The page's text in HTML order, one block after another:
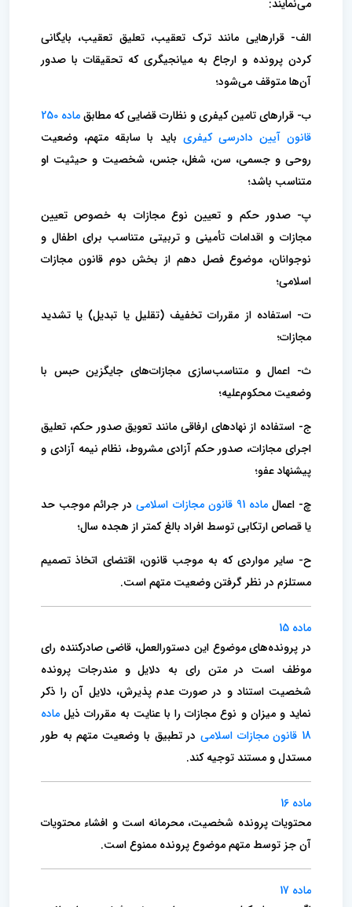
می‌نمایند:
الف- قرار‌هایی مانند ترک تعقیب، تعلیق تعقیب، بایگانی
کردن پرونده و ارجاع به میانجیگری که تحقیقات با صدور
آن‌ها متوقف می‌شود؛
ب- قرار‌های تامین کیفری و نظارت قضایی که مطابق
ماده 250
قانون آیین دادرسی کیفری باید با سابقه متهم، وضعیت
روحی و جسمی، سن، شغل، جنس، شخصیت و حیثیت او
متناسب باشد؛
پ- صدور حکم و تعیین نوع مجازات به خصوص تعیین
مجازات و اقدامات تأمینی و تربیتی متناسب برای اطفال و
نوجوانان، موضوع فصل دهم از بخش دوم قانون مجازات
اسلامی؛
ت- استفاده از مقررات تخفیف (تقلیل یا تبدیل) یا تشدید
مجازات؛
ث- اعمال و متناسب‌سازی مجازات‌های جایگزین حبس با
وضعیت محکوم‌علیه؛
ج- استفاده از نهاد‌های ارفاقی مانند تعویق صدور حکم، تعلیق
اجرای مجازات، صدور حکم آزادی مشروط، نظام نیمه آزادی و
پیشنهاد عفو؛
چ- اعمالماده 91 قانون مجازات اسلامی
در جرائم موجب حد
یا قصاص ارتکابی توسط افراد بالغ کمتر از هجده سال؛
ح- سایر مواردی که به موجب قانون، اقتضای اتخاذ تصمیم
مستلزم در نظر گرفتن وضعیت متهم است.
ماده 15
در پرونده‌های موضوع این دستورالعمل، قاضی صادرکننده رای
موظف است در متن رای به دلایل و مندرجات پرونده
شخصیت استناد و در صورت عدم پذیرش، دلایل آن را ذکر
نماید و میزان و نوع مجازات را با عنایت به مقررات ذیل ماده
18 قانون مجازات اسلامی
در تطبیق با وضعیت متهم به طور
مستدل و مستند توجیه کند.
ماده 16
محتویات پرونده شخصیت، محرمانه است و افشاء محتویات
آن جز توسط متهم موضوع پرونده ممنوع است.
ماده 17